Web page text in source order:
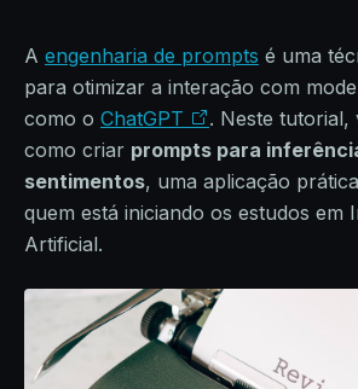
A engenharia de prompts é uma
para otimizar a interação com
como o ChatGPT
. Neste
como criar prompts para
sentimentos, uma aplicação
quem está iniciando os estudos em
Artificial.